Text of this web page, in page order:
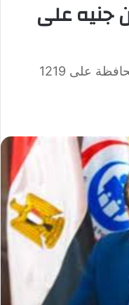
جنيه على
أنفقت 177 مليار جنيه فى الـ27 محافظة على 1219